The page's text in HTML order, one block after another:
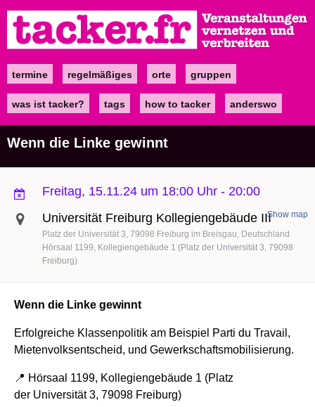
zum
Inhalt
Maintermine regelmäßiges orte gruppen
was ist tacker? tags how to tacker anderswo
Wenn die Linke gewinnt
Freitag, 15.11.24 um 18:00 Uhr - 20:00
Universität Freiburg Kollegiengebäude III
Platz der Universität 3 79098 Freiburg im Breisgau Deutschland
Show map
Hörsaal 1199, Kollegiengebäude 1 (Platz der Universität 3, 79098
Freiburg)
Wenn die Linke gewinnt
Erfolgreiche Klassenpolitik am Beispiel Parti du Travail,
Mietenvolksentscheid, und Gewerkschaftsmobilisierung.
📍 Hörsaal 1199, Kollegiengebäude 1 (Platz
der Universität 3, 79098 Freiburg)